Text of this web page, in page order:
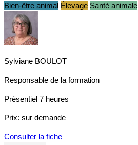
Bien-être animal Élevage Santé animale
Sylviane BOULOT
Responsable de la formation
Présentiel 7 heures
Prix: sur demande
Consulter la fiche